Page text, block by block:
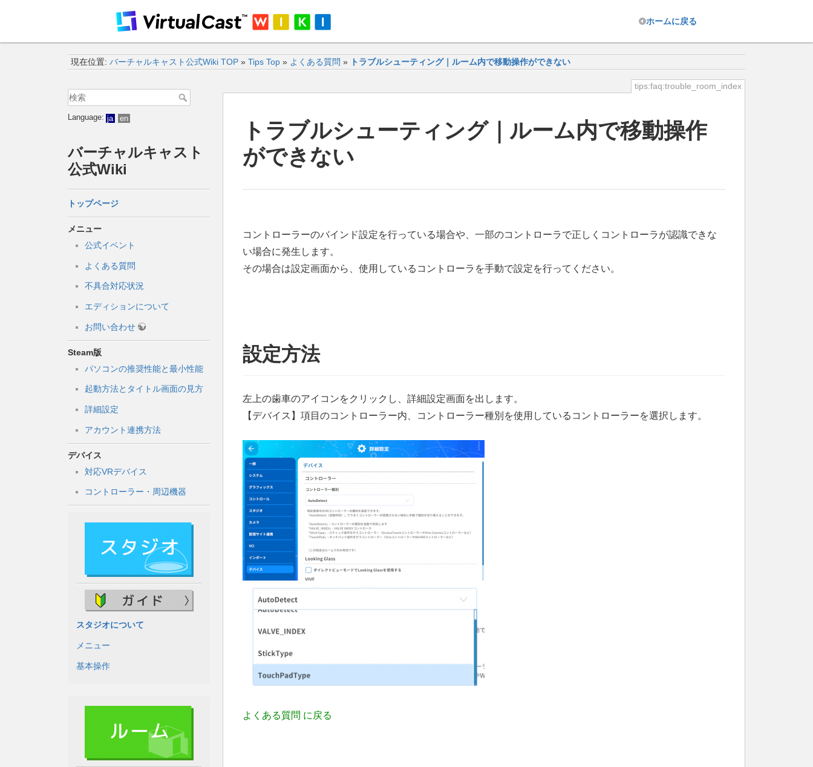
ホームに戻る
現在位置: バーチャルキャスト公式Wiki TOP» Tips Top» よくある質問 » トラブルシューティング｜ルーム内で移動操作ができない
Language: ja en
バーチャルキャスト
公式Wiki
トップページ
メニュー
公式イベント
よくある質問
不具合対応状況
エディションについて
お問い合わせ
Steam版
パソコンの推奨性能と最小性能
起動方法とタイトル画面の見方
詳細設定
アカウント連携方法
デバイス
対応VRデバイス
コントローラー・周辺機器
スタジオについて
メニュー
基本操作
tips:faq:trouble_room_index
トラブルシューティング｜ルーム内で移動操作
ができない
コントローラーのバインド設定を行っている場合や、一部のコントローラで正しくコントローラが認識できな
い場合に発生します。
その場合は設定画面から、使用しているコントローラを手動で設定を行ってください。
設定方法
左上の歯車のアイコンをクリックし、詳細設定画面を出します。
【デバイス】項目のコントローラー内、コントローラー種別を使用しているコントローラーを選択します。
よくある質問 に戻る